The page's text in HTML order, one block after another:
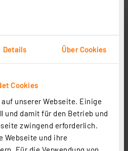
Details Über Cookies
Cookies
unserer Webseite. Einige
und damit für den Betrieb und
zwingend erforderlich.
Webseite und ihre
Für die Verwendung von
mit HmIP-HAP2, HmIP-
289,60 €
Informationen zu Versandkosten